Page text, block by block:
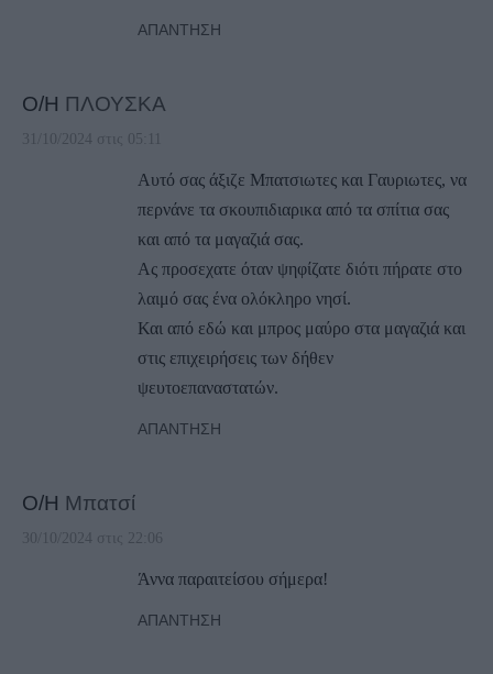
ΑΠΆΝΤΗΣΗ
Ο/Η ΠΛΟΥΣΚΑ
31/10/2024 στις 05:11
Αυτό σας άξιζε Μπατσιωτες και Γαυριωτες, να
περνάνε τα σκουπιδιαρικα από τα σπίτια σας
και από τα μαγαζιά σας.
Ας προσεχατε όταν ψηφίζατε διότι πήρατε στο
λαιμό σας ένα ολόκληρο νησί.
Και από εδώ και μπρος μαύρο στα μαγαζιά και
στις επιχειρήσεις των δήθεν
ψευτοεπαναστατών.
ΑΠΆΝΤΗΣΗ
Ο/Η Μπατσί
30/10/2024 στις 22:06
Άννα παραιτείσου σήμερα!
ΑΠΆΝΤΗΣΗ